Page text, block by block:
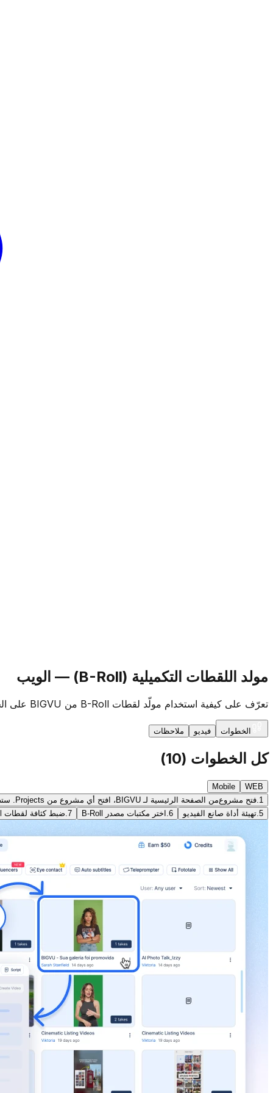
مولد اللقطات التكميلية (B-Roll) — الويب
تعرّف على كيفية استخدام مولّد لقطات B-Roll من BIGVU على الجوال والويب. يقوم تلقائيًا بجلب لقطات داعمة ذات صلة تتوافق مع نصك لجعل مقاطع الفيديو أكثر ثراءً بصريًا في ثوانٍ معدودة.
الخطوات فيديو ملاحظات
كل الخطوات (
10
)
WEB
Mobile
1. فتح مشروعمن الصفحة الرئيسية لـ BIGVU، افتح أي مشروع من Projects. ستصل إلى عرض Script Story مع قائمة Takes في المنتصف ولوحة Sequence على اليمين.
5. تهيئة أداة صانع الفيديو 6. اختر مكتبات مصدر B-Roll 7. ضبط كثافة لقطات B-Roll